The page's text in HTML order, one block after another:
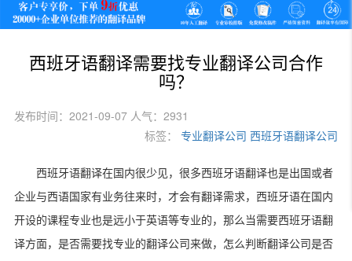
西班牙语翻译需要找专业翻译公司合作
吗？
发布时间：2021-09-07 人气：2931
标签：
专业翻译公司 西班牙语翻译公司
西班牙语翻译在国内很少见，很多西班牙语翻译也是出国或者
企业与西语国家有业务往来时，才会有翻译需求，西班牙语在国内
开设的课程专业也是远小于英语等专业的，那么当需要西班牙语翻
译方面，是否需要找专业的翻译公司来做，怎么判断翻译公司是否